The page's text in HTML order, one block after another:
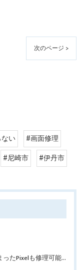
次のページ >
い
#画面修理
#尼崎市 #伊丹市
『画面が浮いてきてしまったPixelも修理可能？』淀川区西三国よりバッテリー交換でご来店♪【Google Pixel5】